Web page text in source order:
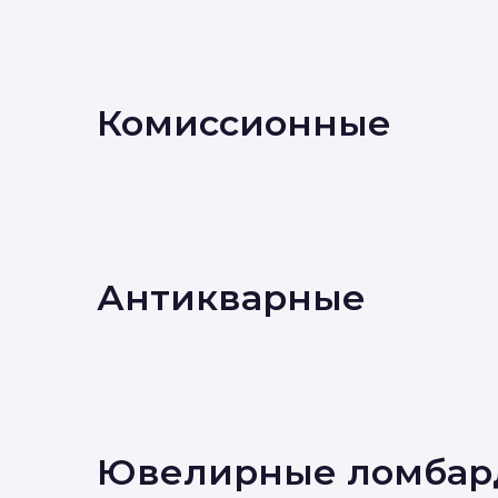
Комиссионные
Антикварные
Ювелирные